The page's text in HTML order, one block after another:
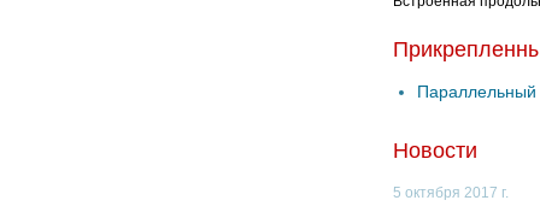
Параллельный
Новости
5 октября 2017 г.